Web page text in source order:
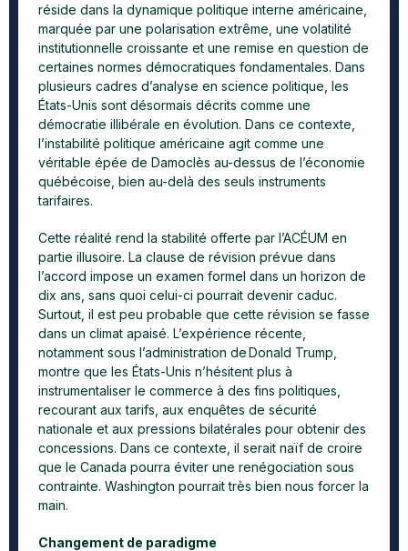
réside dans la dynamique politique interne américaine,
marquée par une polarisation extrême, une volatilité
institutionnelle croissante et une remise en question de
certaines normes démocratiques fondamentales. Dans
plusieurs cadres d’analyse en science politique, les
États-Unis sont désormais décrits comme une
démocratie illibérale en évolution. Dans ce contexte,
l’instabilité politique américaine agit comme une
véritable épée de Damoclès au-dessus de l’économie
québécoise, bien au-delà des seuls instruments
tarifaires.
Cette réalité rend la stabilité offerte par l’ACÉUM en
partie illusoire. La clause de révision prévue dans
l’accord impose un examen formel dans un horizon de
dix ans, sans quoi celui-ci pourrait devenir caduc.
Surtout, il est peu probable que cette révision se fasse
dans un climat apaisé. L’expérience récente,
notamment sous l’administration de Donald Trump,
montre que les États-Unis n’hésitent plus à
instrumentaliser le commerce à des fins politiques,
recourant aux tarifs, aux enquêtes de sécurité
nationale et aux pressions bilatérales pour obtenir des
concessions. Dans ce contexte, il serait naïf de croire
que le Canada pourra éviter une renégociation sous
contrainte. Washington pourrait très bien nous forcer la
main.
Changement de paradigme